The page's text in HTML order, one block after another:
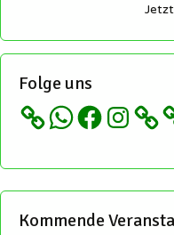
Folge uns
WhatsApp
FacebookInstagram
Kommende